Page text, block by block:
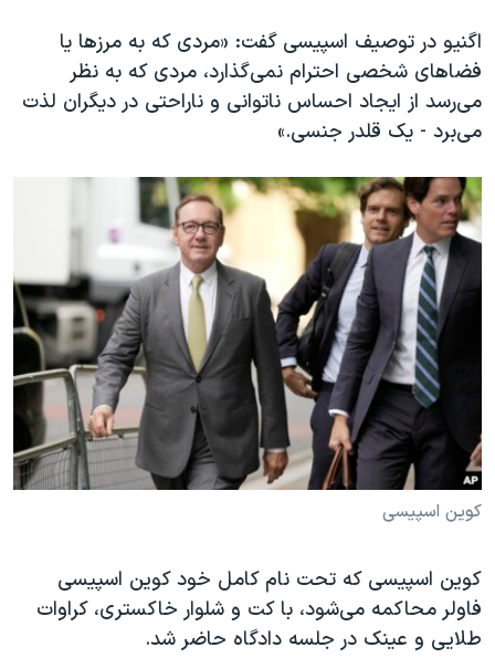
اگنیو در توصیف اسپیسی گفت: «مردی که به مرزها یا
فضاهای شخصی احترام نمی‌گذارد، مردی که به نظر
می‌رسد از ایجاد احساس ناتوانی و ناراحتی در دیگران لذت
می‌برد - یک قلدر جنسی.»
کوین اسپیسی
کوین اسپیسی که تحت نام کامل خود کوین اسپیسی
فاولر محاکمه می‌شود، با کت و شلوار خاکستری، کراوات
طلایی و عینک در جلسه دادگاه حاضر شد.